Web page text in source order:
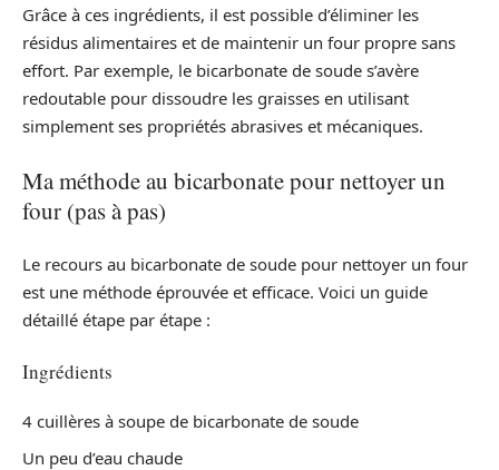
Grâce à ces ingrédients, il est possible d’éliminer les
résidus alimentaires et de maintenir un four propre sans
effort. Par exemple, le bicarbonate de soude s’avère
redoutable pour dissoudre les graisses en utilisant
simplement ses propriétés abrasives et mécaniques.
Ma méthode au bicarbonate pour nettoyer un
four (pas à pas)
Le recours au bicarbonate de soude pour nettoyer un four
est une méthode éprouvée et efficace. Voici un guide
détaillé étape par étape :
Ingrédients
4 cuillères à soupe de bicarbonate de soude
Un peu d’eau chaude